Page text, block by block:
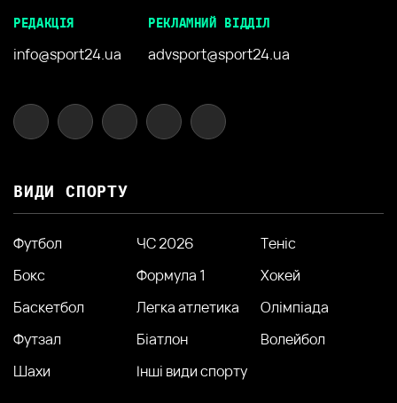
РЕДАКЦІЯ
info@sport24.ua
РЕКЛАМНИЙ ВІДДІЛ
advsport@sport24.ua
ВИДИ СПОРТУ
Футбол ЧС 2026
Теніс
Бокс
Формула 1
Хокей
Баскетбол
Легка атлетика
Олімпіада
Футзал
Біатлон
Волейбол
Шахи
Інші види спорту